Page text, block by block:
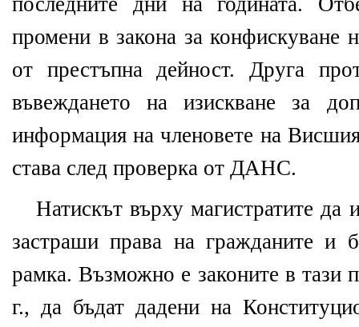
промени в закона за конфискуване
от престъпна дейност. Друга
въвеждането на изискване за
информация на членовете на
става след проверка от ДАНС.
Натискът върху магистратите да
застраши права на гражданите и
рамка. Възможно е законите в тази
г., да бъдат дадени на